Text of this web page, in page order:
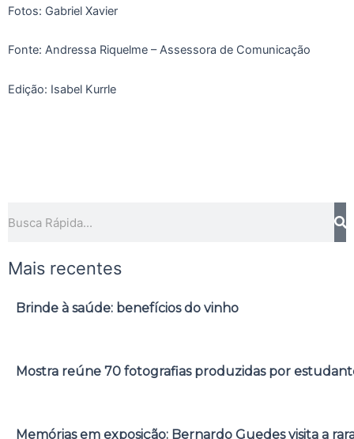
Fotos: Gabriel Xavier
Fonte: Andressa Riquelme – Assessora de Comunicação
Edição: Isabel Kurrle
Mais recentes
Brinde à saúde: benefícios do vinho
Mostra reúne 70 fotografias produzidas por
Memórias em exposição: Bernardo Guedes visita a